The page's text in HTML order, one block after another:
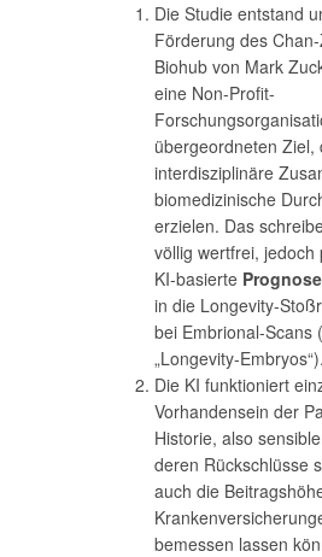
Die Studie entstand
Förderung des
Biohub von Mark
eine Non-Profit-
übergeordneten Ziel,
interdisziplinäre
biomedizinische
erzielen. Das
völlig wertfrei, jedoch
KI-basierte
in die Longevity-
bei Embrional-Scans
„Longevity-Embryos“).
Die KI funktioniert
Vorhandensein der
Historie, also
deren Rückschlüsse
auch die
bemessen lassen